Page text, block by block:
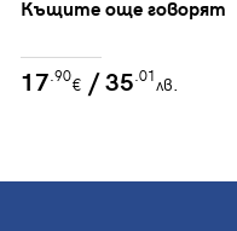
Къщите още говорят
17 .90€ / 35 .01лв.